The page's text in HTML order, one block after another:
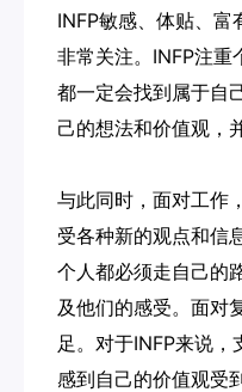
INFP敏感、体贴、
非常关注。INFP注重
都一定会找到属于自
己的想法和价值观，
与此同时，面对工作
受各种新的观点和信
个人都必须走自己的
及他们的感受。面对
足。对于INFP来说，
感到自己的价值观受